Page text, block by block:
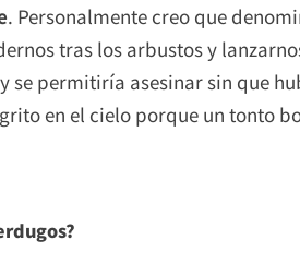
. Personalmente creo que
tras los arbustos y
se permitiría asesinar sin que
en el cielo porque un tonto